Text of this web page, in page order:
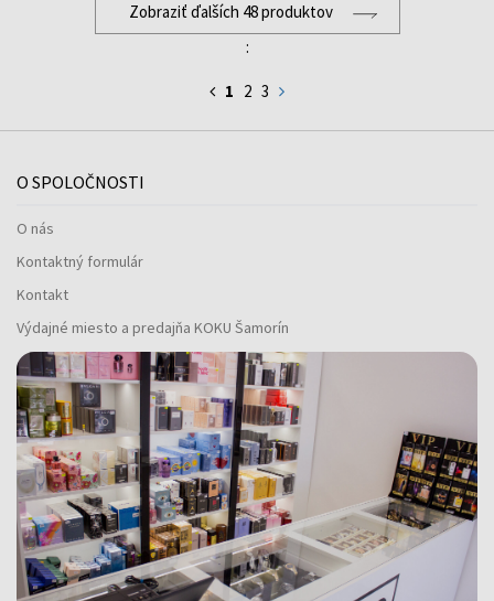
Zobraziť ďalších 48 produktov
:
1 2 3
O SPOLOČNOSTI
O nás
Kontaktný formulár
Kontakt
Výdajné miesto a predajňa KOKU Šamorín